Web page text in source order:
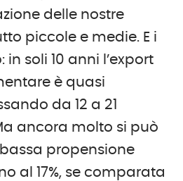
delle nostre
piccole e medie. E i
soli 10 anni l’export
è quasi
da 12 a 21
ancora molto si può
propensione
al 17%, se comparata